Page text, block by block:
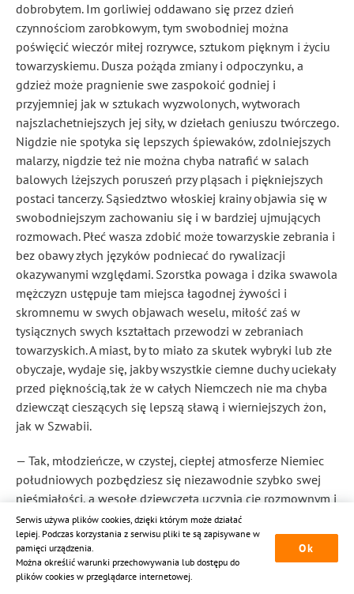
dobrobytem. Im gorliwiej oddawano się przez dzień
czynnościom zarobkowym, tym swobodniej można
poświęcić wieczór miłej rozrywce, sztukom pięknym i życiu
towarzyskiemu. Dusza pożąda zmiany i odpoczynku, a
gdzież może pragnienie swe zaspokoić godniej i
przyjemniej jak w sztukach wyzwolonych, wytworach
najszlachetniejszych jej siły, w dziełach geniuszu twórczego.
Nigdzie nie spotyka się lepszych śpiewaków, zdolniejszych
malarzy, nigdzie też nie można chyba natrafić w salach
balowych lżejszych poruszeń przy pląsach i piękniejszych
postaci tancerzy. Sąsiedztwo włoskiej krainy objawia się w
swobodniejszym zachowaniu się i w bardziej ujmujących
rozmowach. Płeć wasza zdobić może towarzyskie zebrania i
bez obawy złych języków podniecać do rywalizacji
okazywanymi względami. Szorstka powaga i dzika swawola
mężczyzn ustępuje tam miejsca łagodnej żywości i
skromnemu w swych objawach weselu, miłość zaś w
tysiącznych swych kształtach przewodzi w zebraniach
towarzyskich. A miast, by to miało za skutek wybryki lub złe
obyczaje, wydaje się, jakby wszystkie ciemne duchy uciekały
przed pięknością,tak że w całych Niemczech nie ma chyba
dziewcząt cieszących się lepszą sławą i wierniejszych żon,
jak w Szwabii.
— Tak, młodzieńcze, w czystej, ciepłej atmosferze Niemiec
południowych pozbędziesz się niezawodnie szybko swej
nieśmiałości, a wesołe dziewczęta uczynią cię rozmownym i
układnym. Samo to, żeś obcy przybysz i bliski krewny
starego Schwaninga, który jest duszą każdego wesołego
zebrania, zwróci na ciebie piękne oczy wszystkich dziewcząt,
jeśli zaś posłuchasz rady swego dziadka, to niezawodnie
Serwis używa plików cookies, dzięki którym może działać
lepiej. Podczas korzystania z serwisu pliki te są zapisywane w
pamięci urządzenia.
Można określić warunki przechowywania lub dostępu do
plików cookies w przeglądarce internetowej.
Ok